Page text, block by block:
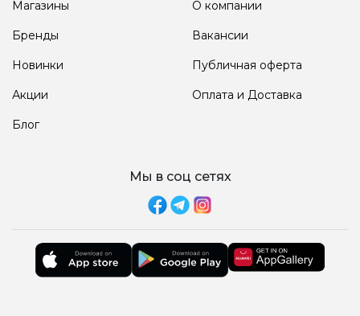
Магазины
Бренды
Новинки
Акции
Блог
О компании
Вакансии
Публичная оферта
Оплата и Доставка
Мы в соц сетях